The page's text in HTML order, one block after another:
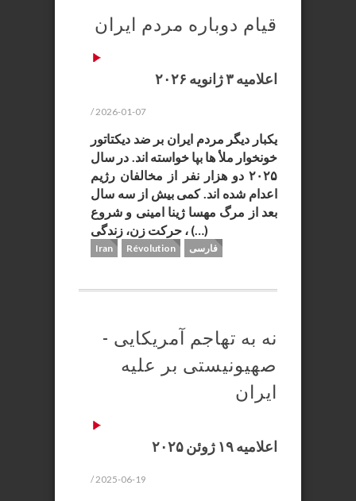
قیام دوباره مردم ایران
اعلامیه ۳ ژانویه ۲۰۲۶
/ 2026-01-07
یکبار دیگر مردم ایران بر ضد دیکتاتور
خونخوار ملأ ها بپا خواسته اند. در سال
۲۰۲۵ دو هزار نفر از مخالفان رژیم
اعدام شده اند. کمی بیش از سه سال
بعد از مرگ مهسا ژینا امینی و شروع
حرکت زن، زندگی ، (…)
Iran Révolution فارسی
نه به تهاجم آمریکایی -
صهیونیستی بر علیه
ایران
اعلامیه ۱۹ ژوئن ۲۰۲۵
/ 2025-06-19